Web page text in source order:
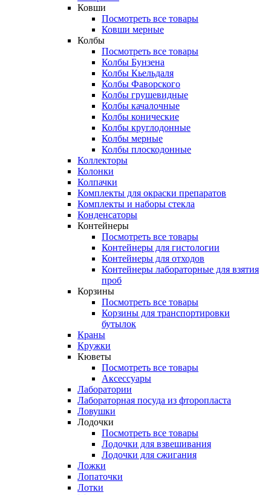
Ковши
Посмотреть все товары
Ковши мерные
Колбы
Посмотреть все товары
Колбы Бунзена
Колбы Кьельдаля
Колбы Фаворского
Колбы грушевидные
Колбы качалочные
Колбы конические
Колбы круглодонные
Колбы мерные
Колбы плоскодонные
Коллекторы
Колонки
Колпачки
Комплекты для окраски препаратов
Комплекты и наборы стекла
Конденсаторы
Контейнеры
Посмотреть все товары
Контейнеры для гистологии
Контейнеры для отходов
Контейнеры лабораторные для взятия
проб
Корзины
Посмотреть все товары
Корзины для транспортировки
бутылок
Краны
Кружки
Кюветы
Посмотреть все товары
Аксессуары
Лаборатории
Лабораторная посуда из фторопласта
Ловушки
Лодочки
Посмотреть все товары
Лодочки для взвешивания
Лодочки для сжигания
Ложки
Лопаточки
Лотки